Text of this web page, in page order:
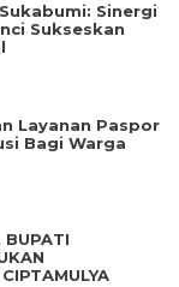
Sinergi
Sukseskan
Layanan Paspor
Bagi Warga
BUPATI